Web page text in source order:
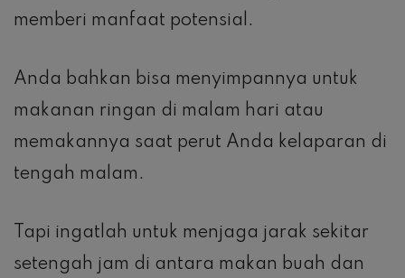
memberi manfaat potensial.
Anda bahkan bisa menyimpannya untuk
makanan ringan di malam hari atau
memakannya saat perut Anda kelaparan di
tengah malam.
Tapi ingatlah untuk menjaga jarak sekitar
setengah jam di antara makan buah dan